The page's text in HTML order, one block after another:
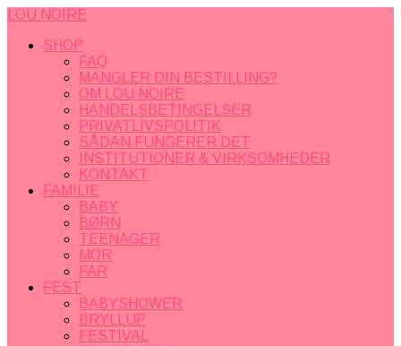
LOU NOIRE
SHOP
FAQ
MANGLER DIN BESTILLING?
OM LOU NOIRE
HANDELSBETINGELSER
PRIVATLIVSPOLITIK
SÅDAN FUNGERER DET
INSTITUTIONER & VIRKSOMHEDER
KONTAKT
FAMILIE
BABY
BØRN
TEENAGER
MOR
FAR
FEST
BABYSHOWER
BRYLLUP
FESTIVAL